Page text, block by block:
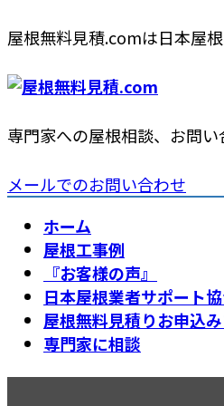
コ
ン
テ
ン
へ
キ
ナ
ビ
ゲ
ー
ョ
に
屋根無料見積.comは日本屋
専門家への屋根相談、お問い
メールでのお問い合わせ
ホーム
屋根工事例
『お客様の声』
日本屋根業者サポート
屋根無料見積りお申込
専門家に相談